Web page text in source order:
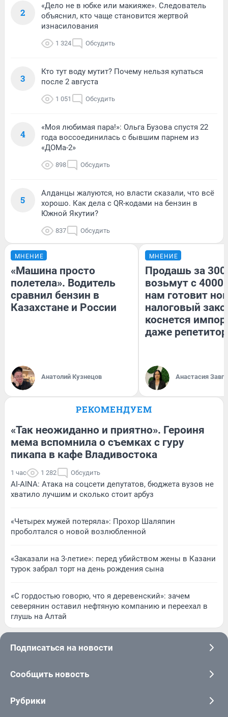
2
«Дело не в юбке или макияже». Следователь
объяснил, кто чаще становится жертвой
изнасилования
1 324 Обсудить
3
Кто тут воду мутит? Почему нельзя купаться
после 2 августа
1 051 Обсудить
4
«Моя любимая пара!»: Ольга Бузова спустя 22
года воссоединилась с бывшим парнем из
«ДОМа-2»
898 Обсудить
5
Алданцы жалуются, но власти сказали, что всё
хорошо. Как дела с QR-кодами на бензин в
Южной Якутии?
837 Обсудить
МНЕНИЕ
«Машина просто
полетела». Водитель
сравнил бензин в
Казахстане и России
Анатолий Кузнецов
МНЕНИЕ
Продашь за
возьмут с
нам готовит
налоговый
коснется
даже
Анастасия
РЕКОМЕНДУЕМ
«Так неожиданно и приятно». Героиня
мема вспомнила о съемках с гуру
пикапа в кафе Владивостока
1 час 1 282 Обсудить
AI-AINA: Атака на соцсети депутатов, бюджета вузов не
хватило лучшим и сколько стоит арбуз
«Четырех мужей потеряла»: Прохор Шаляпин
проболтался о новой возлюбленной
«Заказали на 3-летие»: перед убийством жены в Казани
турок забрал торт на день рождения сына
«С гордостью говорю, что я деревенский»: зачем
северянин оставил нефтяную компанию и переехал в
глушь на Алтай
Подписаться на новости
Сообщить новость
Рубрики